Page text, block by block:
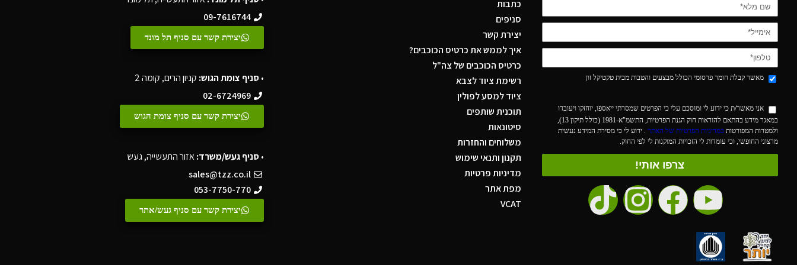
מאשר קבלת חומר פרסומי הכולל מבצעים והטבות מבית טקטיקל זון
אני מאשר/ת כי ידוע לי ומוסכם עלי כי הפרטים שמסרתי ייאספו, יוחזקו ויעובדו
במאגר מידע בהתאם להוראות חוק הגנת הפרטיות, התשמ"א-1981 (כולל תיקון 13),
ולמטרות המפורטות במדיניות הפרטיות של האתר . ידוע לי כי מסירת המידע נעשית
מרצוני החופשי, וכי עומדות לי הזכויות המוקנות לי לפי החוק.
צרפו אותי!
כתבות
סניפים
יצירת קשר
איך לממש את כרטיס הכוכבים?
כרטיס הכוכבים של צה"ל
רשימת ציוד לצבא
ציוד למסע לפולין
תוכנית שותפים
סיטונאות
משלוחים והחזרות
תקנון ותנאי שימוש
מדיניות פרטיות
מפת אתר
VCAT
09-7616744
יצירת קשר עם סניף תל מונד
•סניף צומת הגוש: קניון הרים, קומה 2
02-6724969
יצירת קשר עם סניף צומת הגוש
•סניף געש/משרד:אזור התעשייה, געש
sales@tzz.co.il
053-7750-770
יצירת קשר עם סניף געש/אתר